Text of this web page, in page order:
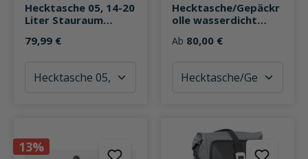
Hecktasche 05, 14-20
Liter Stauraum
79,99 €
Hecktasche/Gepäckr
olle wasserdicht
Ab 80,00 €
13%